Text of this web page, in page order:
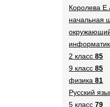
Королева
начальная
2 класс 85
9 класс 85
физика 81
Русский
5 класс 79